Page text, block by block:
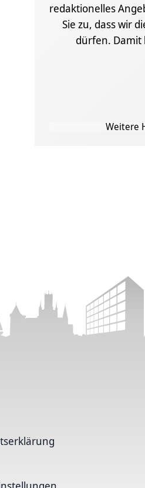
redaktionelles
Sie zu, dass wir
dürfen. Damit
Weitere